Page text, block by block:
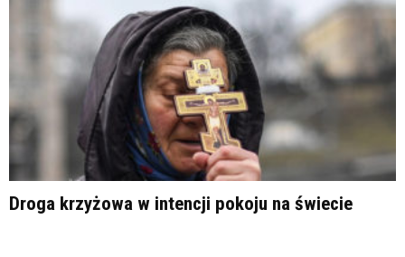
Droga krzyżowa w intencji pokoju na świecie